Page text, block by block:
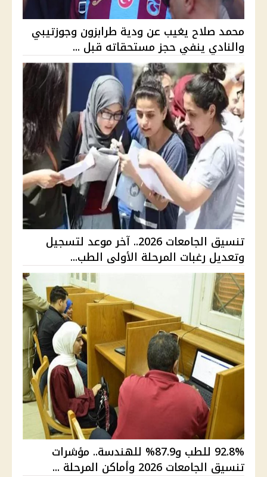
محمد صلاح يغيب عن ودية طرابزون وجوزتيبي
والنادي ينفي حجز مستحقاته قبل ...
تنسيق الجامعات 2026.. آخر موعد لتسجيل
وتعديل رغبات المرحلة الأولى الطب...
92.8% للطب و87.9% للهندسة.. مؤشرات
تنسيق الجامعات 2026 وأماكن المرحلة ...